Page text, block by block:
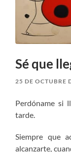
Sé que
25 DE OCTUBRE
Perdóname si
tarde.
Siempre que
alcanzarte,